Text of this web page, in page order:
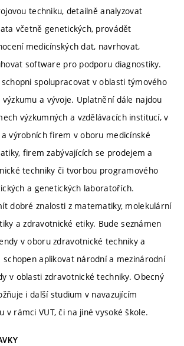
techniku, detailně analyzovat
včetně genetických, provádět
medicínských dat, navrhovat,
software pro podporu diagnostiky.
spolupracovat v oblasti týmového
a vývoje. Uplatnění dále najdou
výzkumných a vzdělávacích institucí, v
výrobních firem v oboru medicínské
firem zabývajících se prodejem a
techniky či tvorbou programového
a genetických laboratořích.
dobré znalosti z matematiky, molekulární
a zdravotnické etiky. Bude seznámen
v oboru zdravotnické techniky a
aplikovat národní a mezinárodní
v oblasti zdravotnické techniky. Obecný
i další studium v navazujícím
v rámci VUT, či na jiné vysoké škole.